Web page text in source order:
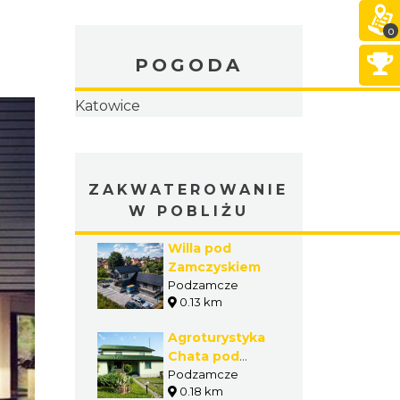
POGODA
ZAKWATEROWANIE
Willa pod
Zamczyskiem
0